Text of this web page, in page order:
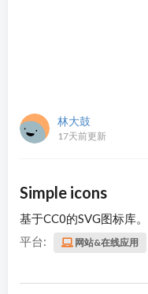
林大鼓
17天前更新
Simple icons
基于CC0的SVG图标库。
平台:
网站&在线应用